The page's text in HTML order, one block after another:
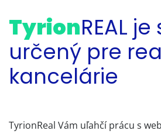
TyrionREAL
určený pre
kancelárie
TyrionReal Vám uľahčí prácu s